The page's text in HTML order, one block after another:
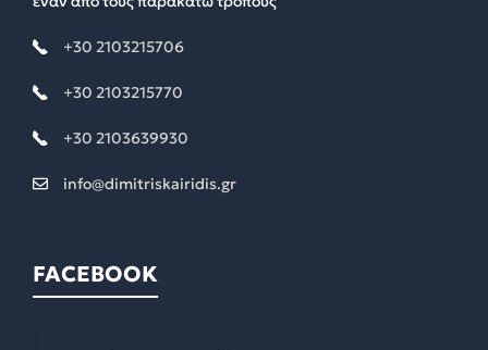
+30 2103215706
+30 2103215770
+30 2103639930
info@dimitriskairidis.gr
FACEBOOK